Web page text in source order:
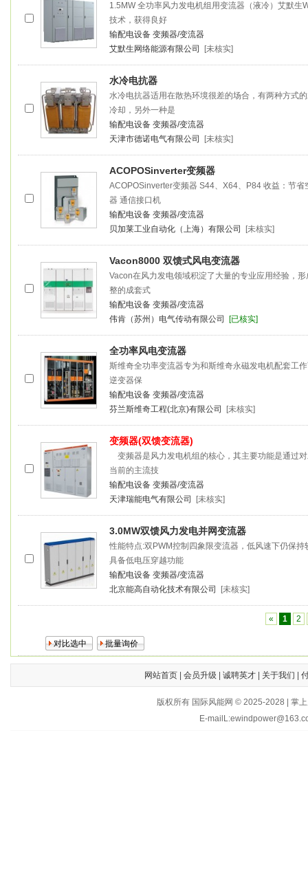
1.5MW 全功率风力发电机组用变流器 （液冷）艾默生
技术，获得良好
输配电设备 变频器/变流器
艾默生网络能源有限公司
[未核实]
水冷电抗器
水冷电抗器适用在散热环境很差的场合，有两种方式
冷却，另外一种是
输配电设备 变频器/变流器
天津市德诺电气有限公司
[未核实]
ACOPOSinverter变频器
ACOPOSinverter变频器 S44、X64、P84 收益：节
器 通信接口机
输配电设备 变频器/变流器
贝加莱工业自动化（上海）有限公司
[未核实]
Vacon8000 双馈式风电变流器
Vacon在风力发电领域积淀了大量的专业应用经验，
整的成套式
输配电设备 变频器/变流器
伟肯（苏州）电气传动有限公司
[已核实]
全功率风电变流器
斯维奇全功率变流器专为和斯维奇永磁发电机配套工
逆变器保
输配电设备 变频器/变流器
芬兰斯维奇工程(北京)有限公司
[未核实]
变频器(双馈变流器)
变频器是风力发电机组的核心，其主要功能是通过
当前的主流技
输配电设备 变频器/变流器
天津瑞能电气有限公司
[未核实]
3.0MW双馈风力发电并网变流器
性能特点:双PWM控制四象限变流器 ，低风速下仍保
具备低电压穿越功能
输配电设备 变频器/变流器
北京能高自动化技术有限公司
[未核实]
« 1 2
网站首页| 会员升级 诚聘英才| 关于我们
版权所有 国际风能网 © 2025-2028 | 掌
E-